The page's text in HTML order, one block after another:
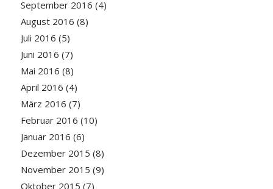
September 2016 (4)
August 2016 (8)
Juli 2016 (5)
Juni 2016 (7)
Mai 2016 (8)
April 2016 (4)
März 2016 (7)
Februar 2016 (10)
Januar 2016 (6)
Dezember 2015 (8)
November 2015 (9)
Oktober 2015 (7)